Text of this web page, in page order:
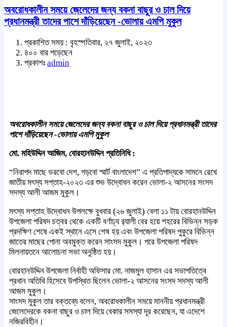
অবরোধকালীন সময়ে জেলেদের জন্য বকনা বাছুর ও চাল দিয়ে
প্রধানমন্ত্রী তাদের পাশে দাঁড়িয়েছেন -ভোলায় এমপি মুকুল
প্রকাশিত সময় : বৃহস্পতিবার, ২৭ জুলাই, ২০২৩
৪০০ বার পড়েছেন
প্রকাশঃ admin
অবরোধকালীন সময়ে জেলেদের জন্য বকনা বাছুর ও চাল দিয়ে প্রধানমন্ত্রী তাদের
পাশে দাঁড়িয়েছেন -ভোলায় এমপি মুকুল
মো. মহিউদ্দিন আজিম, বোরহানউদ্দিন প্রতিনিধি :
“নিরাপদ মাছে ভরবো দেশ, গড়বো স্মার্ট বাংলাদেশ” এ প্রতিপাদ্যকে সামনে রেখে
জাতীয় মৎস্য সপ্তাহ-২০২৩ এর শুভ উদ্বোধন করেন ভোলা-২ আসনের সংসদ
সদস্য আলী আজম মুকুল।
মৎস্য সপ্তাহ উদ্বোধন উপলক্ষে বুধবার (২৬ জুলাই) বেলা ১১ টায় বোরহানউদ্দিন
উপজেলা পরিষদ চত্বর থেকে একটি বর্ণাঢ্য র‌্যালী বের হয়ে শহরের বিভিন্ন সড়ক
প্রদক্ষিণ শেষে একই স্থানে এসে শেষ হয় এবং উপজেলা পরিষদ পুকুরে বিভিন্ন
জাতের মাছের পোনা অবমুক্ত করেন সাংসদ মুকুল। পরে উপজেলা পরিষদ
মিলনায়তনে আলোচনা সভা অনুষ্ঠিত হয়।
বোরহানউদ্দিন উপজেলা নির্বাহী অফিসার মো. নাজমুল হাসান এর সভাপতিত্বে
প্রধান অতিথি হিসেবে উপস্থিত ছিলেন ভোলা-২ আসনের সংসদ সদস্য আলী
আজম মুকুল।
সাংসদ মুকুল তার বক্তব্যে বলেন, অবরোধকালীন সময়ে মাননীয় প্রধানমন্ত্রী
জেলেদেরকে বকনা বাছুর ও চাল দিয়ে বেকার সমস্যা দূর করেছেন, যা এদেশে
নজিরবিহীন।